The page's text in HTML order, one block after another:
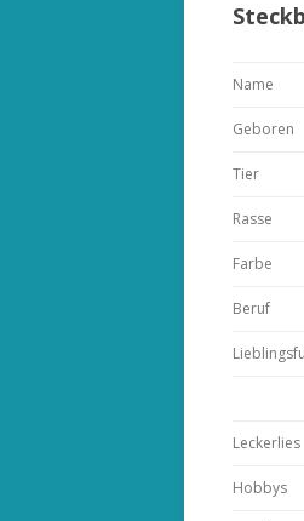
Name
Geboren
Tier
Rasse
Farbe
Beruf
Leckerlies
Hobbys